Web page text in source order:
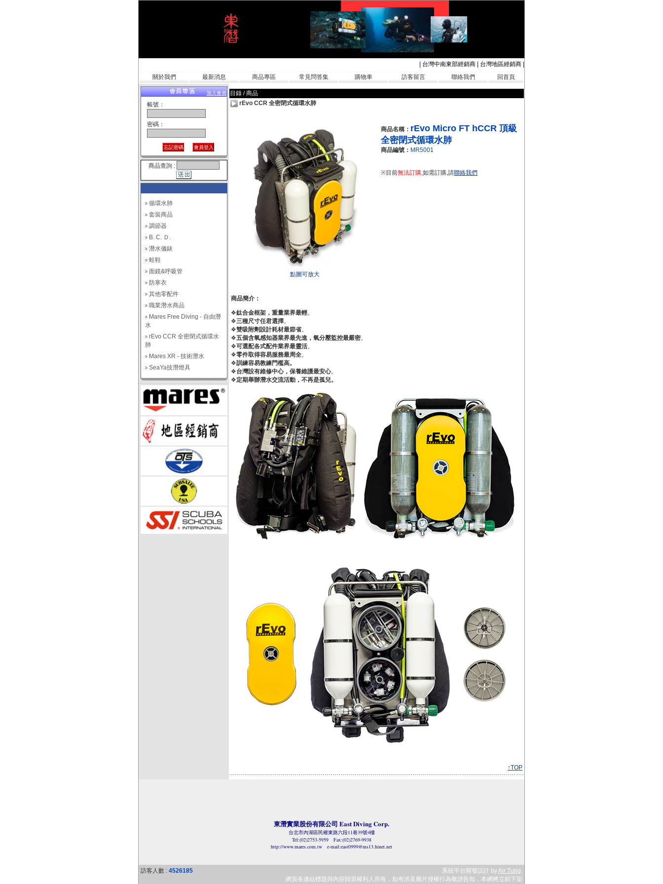
台灣中南東部經銷商 台灣地區經銷商
關於我們
最新消息 商品專區 常見問答集 購物車 訪客留言 聯絡我們 回首頁
加入會員
帳號：
密碼：
商品查詢 :
循環水肺
套裝商品
調節器
B. C. Ｄ.
潛水儀錶
蛙鞋
面鏡&呼吸管
防寒衣
其他零配件
職業潛水商品
Mares Free Diving - 自由潛
水
rEvo CCR 全密閉式循環水
肺
Mares XR - 技術潛水
SeaYa技潛燈具
目錄 / 商品
rEvo CCR 全密閉式循環水肺
點圖可放大
商品名稱： rEvo Micro FT hCCR 頂級
全密閉式循環水肺
商品編號： MR5001
※目前無法訂購,如需訂購,請聯絡我們
商品簡介：
❖鈦合金框架，重量業界最輕。
❖三種尺寸任君選擇。
❖雙吸附劑設計耗材最節省。
❖五個含氧感知器業界最先進，氧分壓監控最嚴密。
❖可選配各式配件業界最靈活。
❖零件取得容易服務最周全。
❖訓練容易教練門檻高。
❖台灣設有維修中心，保養維護最安心。
❖定期舉辦潛水交流活動，不再是孤兒。
↑TOP
東潛實業股份有限公司 East Diving Corp.
台北市內湖區民權東路六段11巷39號4樓
Tel:(02)2753-5959 Fax:(02)2769-9938
http://www.mares.com.tw e-mail:east0999@ms13.hinet.net
訪客人數 : 4526185 系統平台開發設計 byAir Tung.
網頁各連結標題與內容歸原權利人所有，如有涉及圖片侵權行為敬請告知，本網將立刻下架